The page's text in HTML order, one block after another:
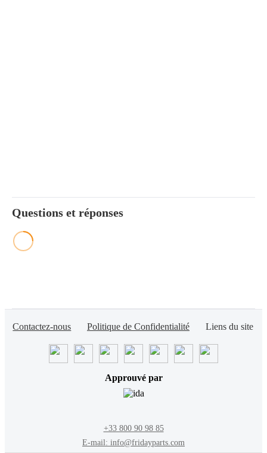
Questions et réponses
Contactez-nous Politique de Confidentialité Liens du site
Approuvé par
+33 800 90 98 85
E-mail: info@fridayparts.com